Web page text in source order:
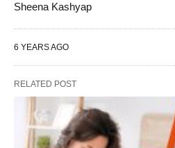
Sheena Kashyap
6 YEARS AGO
RELATED POST